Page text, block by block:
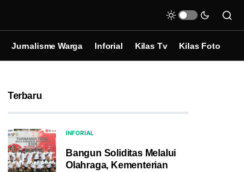
Jurnalisme Warga Inforial Kilas Tv Kilas Foto
Terbaru
INFORIAL
Bangun Soliditas Melalui
Olahraga, Kementerian